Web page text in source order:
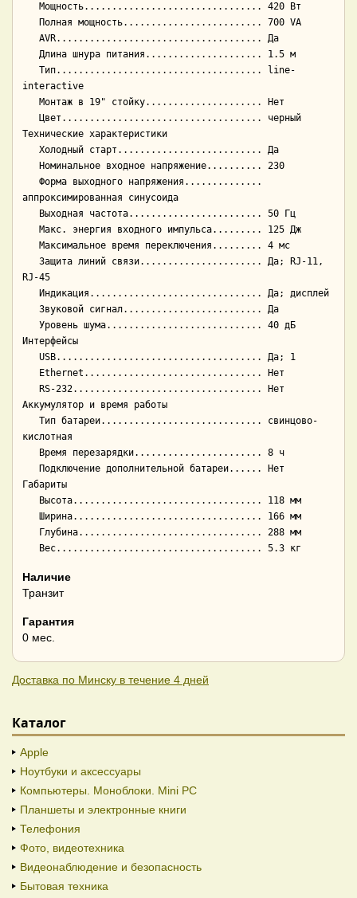
interactive
Технические характеристики
аппроксимированная синусоида
RJ-45
Интерфейсы
Аккумулятор и время работы
кислотная
Габариты
Наличие
Транзит
Гарантия
0 мес.
Доставка по Минску в течение 4 дней
Каталог
Apple
Ноутбуки и аксессуары
Компьютеры. Моноблоки. Mini PC
Планшеты и электронные книги
Телефония
Фото, видеотехника
Видеонаблюдение и безопасность
Бытовая техника